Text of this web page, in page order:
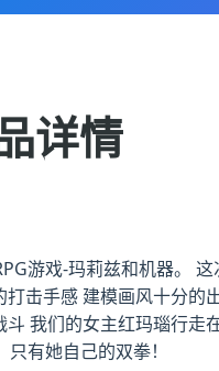
详情
游戏-玛莉兹和机器。
击手感 建模画风十分
我们的女主红玛瑙行
有她自己的双拳！